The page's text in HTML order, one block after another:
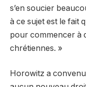
s’en soucier
à ce sujet est le fait
pour commencer à
chrétiennes. »
Horowitz a convenu